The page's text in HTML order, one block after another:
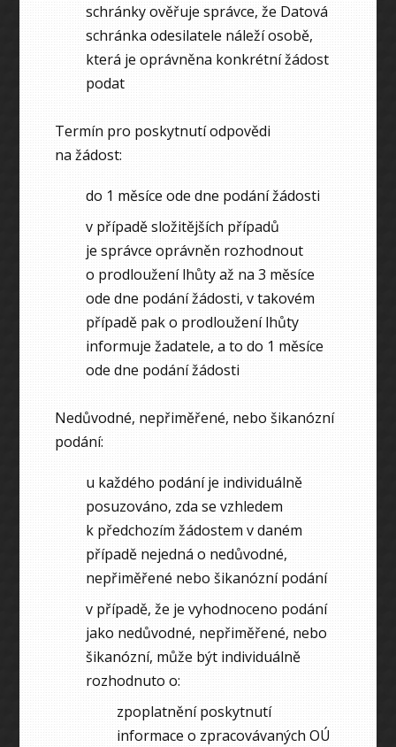
schránky ověřuje správce, že Datová
schránka odesilatele náleží osobě,
která je oprávněna konkrétní žádost
podat
Termín pro poskytnutí odpovědi
na žádost:
do 1 měsíce ode dne podání žádosti
v případě složitějších případů
je správce oprávněn rozhodnout
o prodloužení lhůty až na 3 měsíce
ode dne podání žádosti, v takovém
případě pak o prodloužení lhůty
informuje žadatele, a to do 1 měsíce
ode dne podání žádosti
Nedůvodné, nepřiměřené, nebo šikanózní
podání:
u každého podání je individuálně
posuzováno, zda se vzhledem
k předchozím žádostem v daném
případě nejedná o nedůvodné,
nepřiměřené nebo šikanózní podání
v případě, že je vyhodnoceno podání
jako nedůvodné, nepřiměřené, nebo
šikanózní, může být individuálně
rozhodnuto o:
zpoplatnění poskytnutí
informace o zpracovávaných OÚ